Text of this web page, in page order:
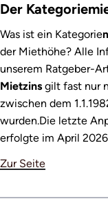
Der
Was ist ein Kategorie
der Miethöhe? Alle
unserem Ratgeber-
Mietzins gilt fast nur
zwischen dem
wurden.Die letzte
erfolgte im April
Zur Seite